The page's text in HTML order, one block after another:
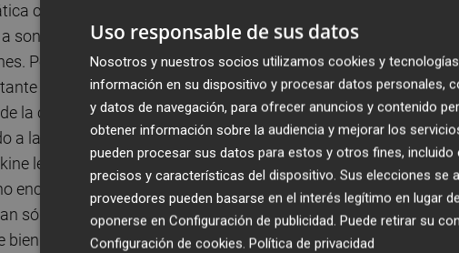
con MacKenzie, cuyas intenciones musicales entendía sólo
sonidos una vez entraban al estudio. Se conocieron en 1976,
Perplejo ante su capacidad vocal Rankine se las arregló
de su banda. Meses después, volviendo de una actuación,
la calidad de la música deKraftwerk. MacKenzie defendió a
a las manos con uno de los músicos. Derroches de
le unían las filias –por Bowie,Roxy Music ,Sparks,
encajara en su universo creativo. Su primer sencillo fue una
sólo dos meses después de que se publicara el single original
bien qué eran, cómo funcionaban, qué movía a la pareja
Uso responsable de sus datos
Nosotros y nuestros socios utilizamos cookies y
información en su dispositivo y procesar datos personales,
y datos de navegación, para ofrecer anuncios y contenido
obtener información sobre la audiencia y mejorar los
pueden procesar sus datos para estos y otros fines,
precisos y características del dispositivo. Sus elecciones se
proveedores pueden basarse en el interés legítimo en lugar
oponerse en Configuración de publicidad. Puede retirar su
Configuración de cookies. Política de privacidad